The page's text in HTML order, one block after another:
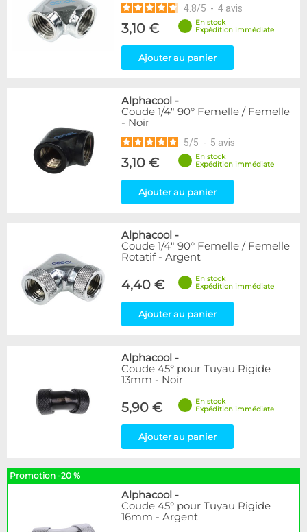
4.8/5 - 4 avis
3,10 €
En stock
Expédition immédiate
Ajouter au panier
Alphacool -
Coude 1/4" 90° Femelle / Femelle
- Noir
5/5 - 5 avis
3,10 €
En stock
Expédition immédiate
Ajouter au panier
Alphacool -
Coude 1/4" 90° Femelle / Femelle
Rotatif - Argent
4,40 €
En stock
Expédition immédiate
Ajouter au panier
Alphacool -
Coude 45° pour Tuyau Rigide
13mm - Noir
5,90 €
En stock
Expédition immédiate
Ajouter au panier
Promotion -20 %
Alphacool -
Coude 45° pour Tuyau Rigide
16mm - Argent